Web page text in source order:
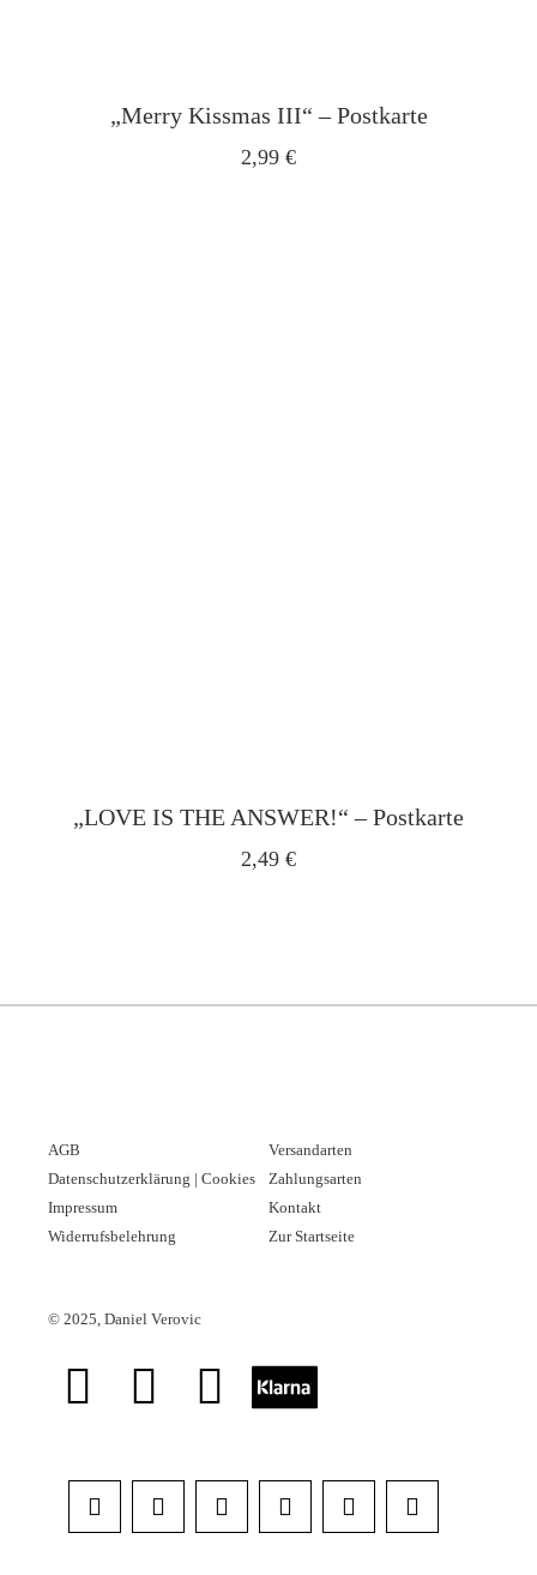
„Merry Kissmas III“ – Postkarte
2,99 €
„LOVE IS THE ANSWER!“ – Postkarte
2,49 €
AGB
Datenschutzerklärung | Cookies
Impressum
Widerrufsbelehrung
Versandarten
Zahlungsarten
Kontakt
Zur Startseite
© 2025, Daniel Verovic